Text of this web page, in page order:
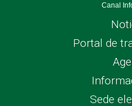
Canal
Portal de
Sede